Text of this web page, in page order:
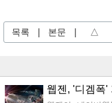
목록 본문 △
웹젠, '디겜폭'